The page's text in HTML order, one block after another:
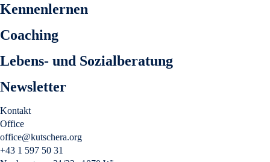
Kennenlernen
Coaching
Lebens- und Sozialberatung
Newsletter
Kontakt
Office
office@kutschera.org
+43 1 597 50 31